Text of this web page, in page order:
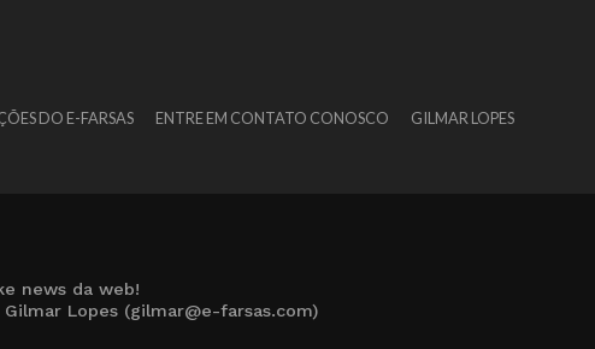
DO E-FARSAS ENTRE EM CONTATO CONOSCO
GILMAR LOPES
news da web!
Lopes (gilmar@e-farsas.com)